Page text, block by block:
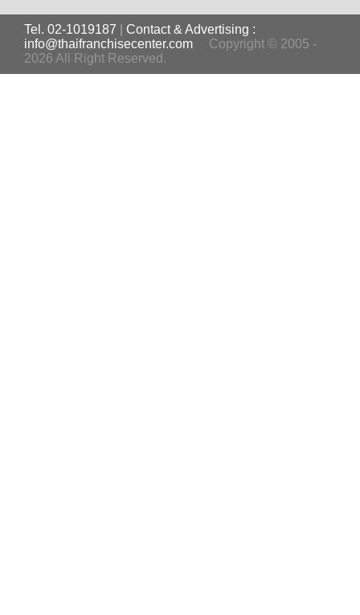
Tel. 02-1019187
Contact & Advertising :
info@thaifranchisecenter.com
Copyright © 2005 -
2026 All Right Reserved.